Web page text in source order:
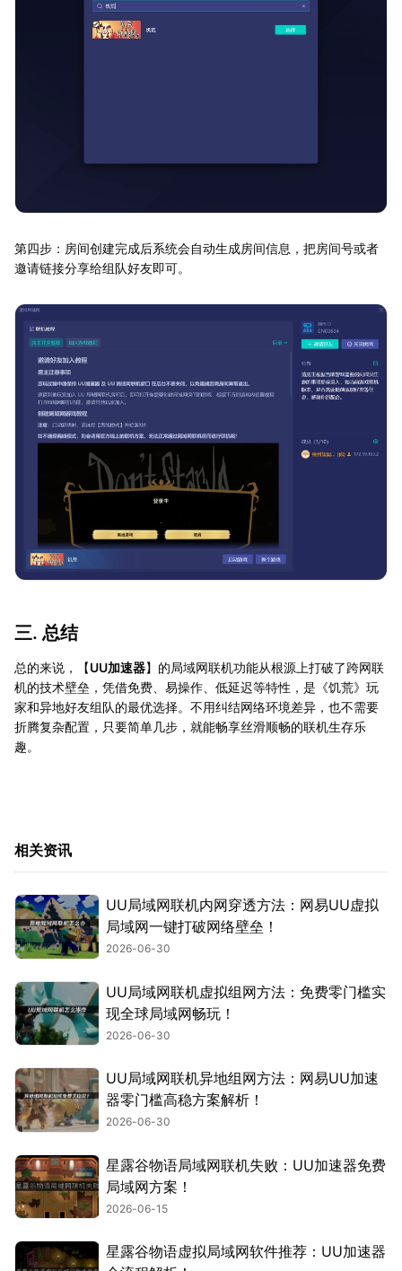
第四步：房间创建完成后系统会自动生成房间信息，把房间号或者
邀请链接分享给组队好友即可。
三. 总结
总的来说，【UU加速器】的局域网联机功能从根源上打破了跨网联
机的技术壁垒，凭借免费、易操作、低延迟等特性，是《饥荒》玩
家和异地好友组队的最优选择。不用纠结网络环境差异，也不需要
折腾复杂配置，只要简单几步，就能畅享丝滑顺畅的联机生存乐
趣。
相关资讯
UU局域网联机内网穿透方法：网易UU虚拟
局域网一键打破网络壁垒！
2026-06-30
UU局域网联机虚拟组网方法：免费零门槛实
现全球局域网畅玩！
2026-06-30
UU局域网联机异地组网方法：网易UU加速
器零门槛高稳方案解析！
2026-06-30
星露谷物语局域网联机失败：UU加速器免费
局域网方案！
2026-06-15
星露谷物语虚拟局域网软件推荐：UU加速器